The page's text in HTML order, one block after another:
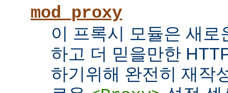
mod_proxy
이 프록시 모듈은 새
하고 더 믿을만한
하기위해 완전히 재작